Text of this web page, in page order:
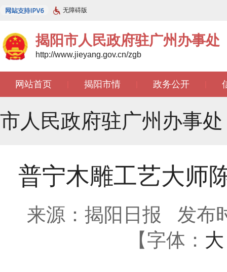
无障碍版
揭阳市人民政府驻广州办事处
http://www.jieyang.gov.cn/zgb
网站首页 揭阳市情 政务公开
文苑天地
市人民政府驻广州办事处
普宁木雕工艺大师
来源：揭阳日报
发布
【字体： 大